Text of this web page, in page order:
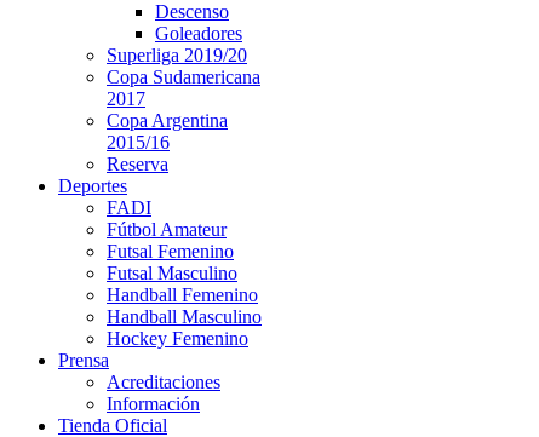
Descenso
Goleadores
Superliga 2019/20
Copa Sudamericana
2017
Copa Argentina
2015/16
Reserva
Deportes
FADI
Fútbol Amateur
Futsal Femenino
Futsal Masculino
Handball Femenino
Handball Masculino
Hockey Femenino
Prensa
Acreditaciones
Información
Tienda Oficial